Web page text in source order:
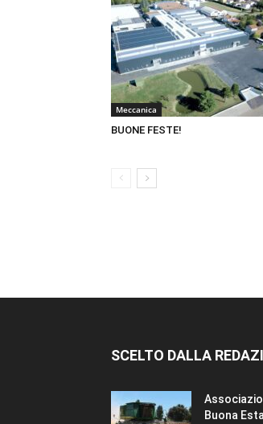
Meccanica
BUONE FESTE!
SCELTO DALLA
Buona